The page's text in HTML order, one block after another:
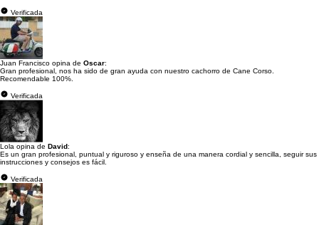
Verificada
Juan Francisco opina de Oscar:
Gran profesional, nos ha sido de gran ayuda con nuestro cachorro de Cane Corso.
Recomendable 100%.
Verificada
Lola opina de David:
Es un gran profesional, puntual y riguroso y enseña de una manera cordial y sencilla, seguir sus
instrucciones y consejos es fácil.
Verificada